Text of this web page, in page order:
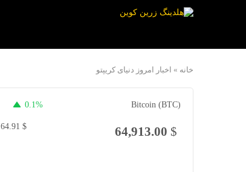
خانه » اخبار امروز دنیای کریپتو
Bitcoin (BTC)
0.1%
$
64,913.00
$
64.91